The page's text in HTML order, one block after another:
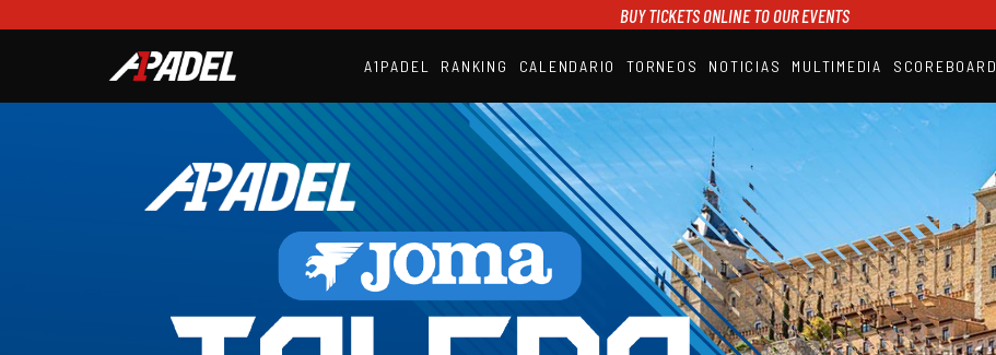
BUY TICKETS ONLINE TO OUR EVENTS
A1PADEL RANKING CALENDARIO TORNEOS NOTICIAS MULTIMEDIA SCOREBOARD
CALENDARIO
TORNEOS
NOTICIAS
MULTIMEDIA
SCOREBOARD
STREAMING